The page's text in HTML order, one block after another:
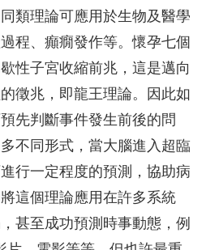
類理論可應用於生物及醫學
程、癲癇發作等。懷孕七個
性子宮收縮前兆，這是邁向
徵兆，即龍王理論。因此如
先判斷事件發生前後的問
不同形式，當大腦進入超臨
行一定程度的預測，協助病
這個理論應用在許多系統
甚至成功預測時事動態，例